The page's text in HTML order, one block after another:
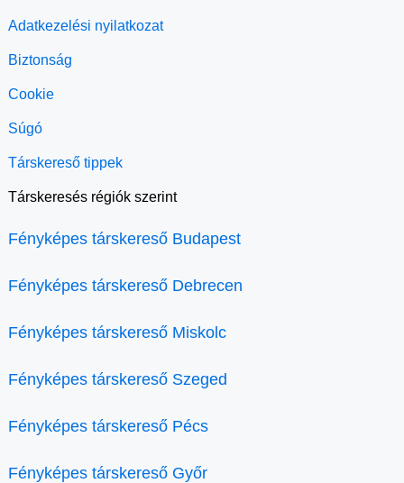
Adatkezelési nyilatkozat
Biztonság
Cookie
Súgó
Társkereső tippek
Társkeresés régiók szerint
Fényképes társkereső Budapest
Fényképes társkereső Debrecen
Fényképes társkereső Miskolc
Fényképes társkereső Szeged
Fényképes társkereső Pécs
Fényképes társkereső Győr